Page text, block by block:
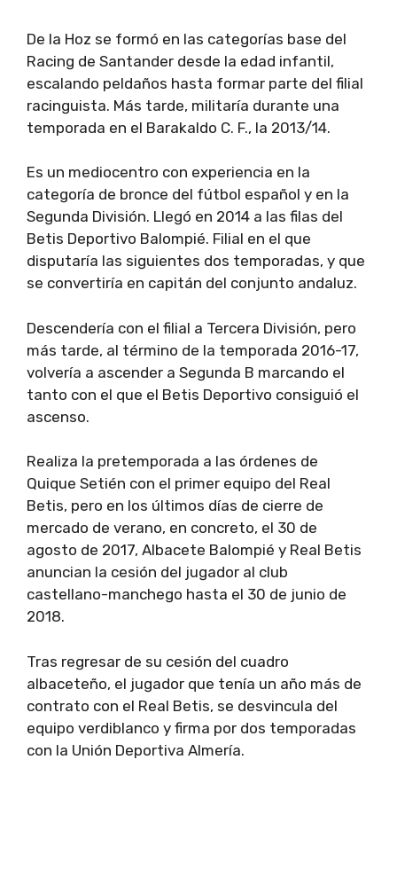
De la Hoz se formó en las categorías base del
Racing de Santander desde la edad infantil,
escalando peldaños hasta formar parte del filial
racinguista. Más tarde, militaría durante una
temporada en el Barakaldo C. F., la 2013/14.
Es un mediocentro con experiencia en la
categoría de bronce del fútbol español y en la
Segunda División. Llegó en 2014 a las filas del
Betis Deportivo Balompié. Filial en el que
disputaría las siguientes dos temporadas, y que
se convertiría en capitán del conjunto andaluz.
Descendería con el filial a Tercera División, pero
más tarde, al término de la temporada 2016-17,
volvería a ascender a Segunda B marcando el
tanto con el que el Betis Deportivo consiguió el
ascenso.
Realiza la pretemporada a las órdenes de
Quique Setién con el primer equipo del Real
Betis, pero en los últimos días de cierre de
mercado de verano, en concreto, el 30 de
agosto de 2017, Albacete Balompié y Real Betis
anuncian la cesión del jugador al club
castellano-manchego hasta el 30 de junio de
2018.
Tras regresar de su cesión del cuadro
albaceteño, el jugador que tenía un año más de
contrato con el Real Betis, se desvincula del
equipo verdiblanco y firma por dos temporadas
con la Unión Deportiva Almería.